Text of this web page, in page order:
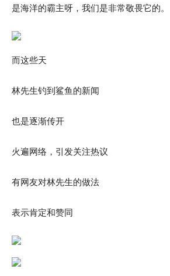
是海洋的霸主呀，我们是非常敬畏它的。
而这些天
林先生钓到鲨鱼的新闻
也是逐渐传开
火遍网络，引发关注热议
有网友对林先生的做法
表示肯定和赞同